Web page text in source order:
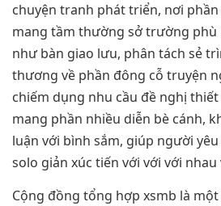
chuyện tranh phát triển, nơi
mang tầm thường sở trường phù
như bàn giao lưu, phân tách sẻ
thương về phần đông cỗ truyện
chiếm dụng nhu cầu đề nghị
mang phần nhiều diễn bè cánh,
luận với bình sắm, giúp người
solo giản xúc tiến với với với nhau
Cộng đồng tổng hợp xsmb là